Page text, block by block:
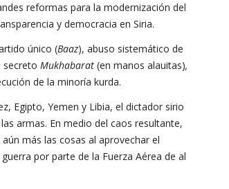
reformas para la modernización del
y democracia en Siria.
único (Baaz), abuso sistemático de
secreto Mukhabarat (en manos alauitas),
de la minoría kurda.
Egipto, Yemen y Libia, el dictador sirio
armas. En medio del caos resultante,
más las cosas al aprovechar el
por parte de la Fuerza Aérea de al